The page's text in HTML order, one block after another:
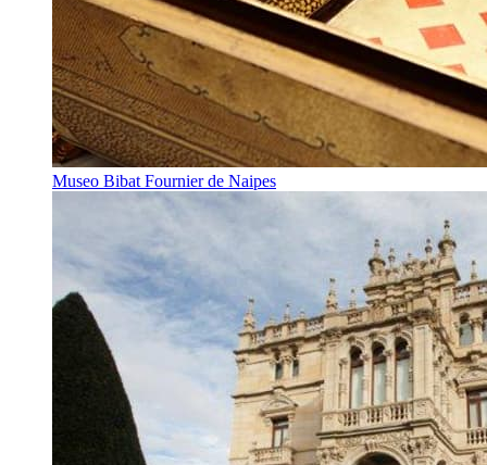
Museo Bibat Fournier de Naipes